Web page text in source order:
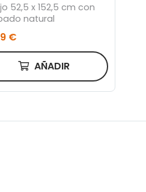
52,5 x 152,5 cm con
natural
€
AÑADIR